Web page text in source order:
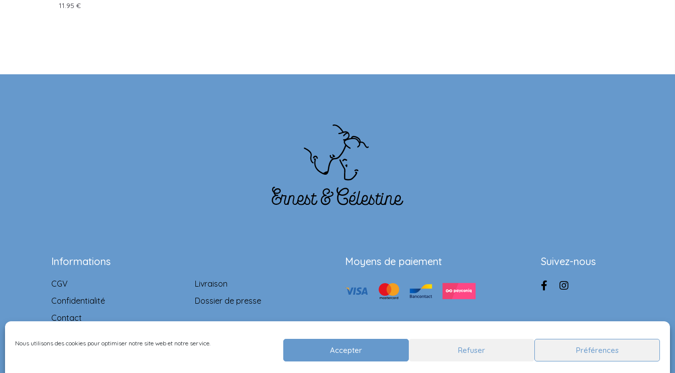
Nous utilisons des cookies pour optimiser notre site web et notre service.
Accepter Refuser Préférences
11.95 €
Informations
CGV
Confidentialité
Contact
Livraison
Dossier de presse
Moyens de paiement Suivez-nous